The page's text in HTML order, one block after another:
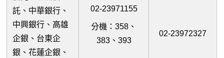
託、中華銀行、
中興銀行、高雄
企銀、台東企
銀、花蓮企銀、
02-23971155
分機：358、
383、393
02-23972327